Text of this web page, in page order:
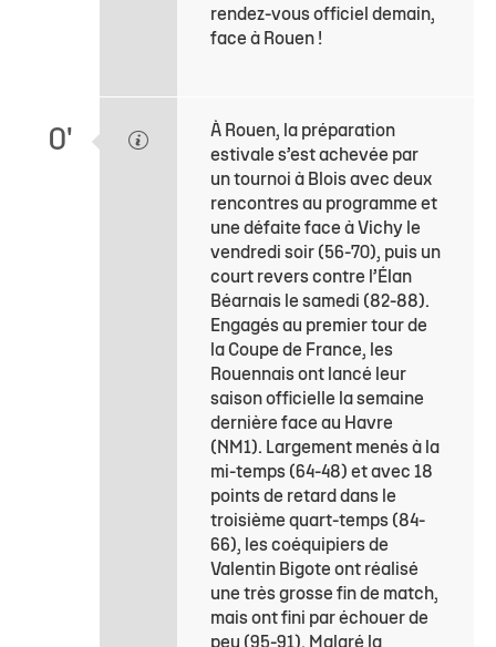
rendez-vous officiel demain,
face à Rouen !
0'
À Rouen, la préparation
estivale s’est achevée par
un tournoi à Blois avec deux
rencontres au programme et
une défaite face à Vichy le
vendredi soir (56-70), puis un
court revers contre l’Élan
Béarnais le samedi (82-88).
Engagés au premier tour de
la Coupe de France, les
Rouennais ont lancé leur
saison officielle la semaine
dernière face au Havre
(NM1). Largement menés à la
mi-temps (64-48) et avec 18
points de retard dans le
troisième quart-temps (84-
66), les coéquipiers de
Valentin Bigote ont réalisé
une très grosse fin de match,
mais ont fini par échouer de
peu (95-91). Malgré la